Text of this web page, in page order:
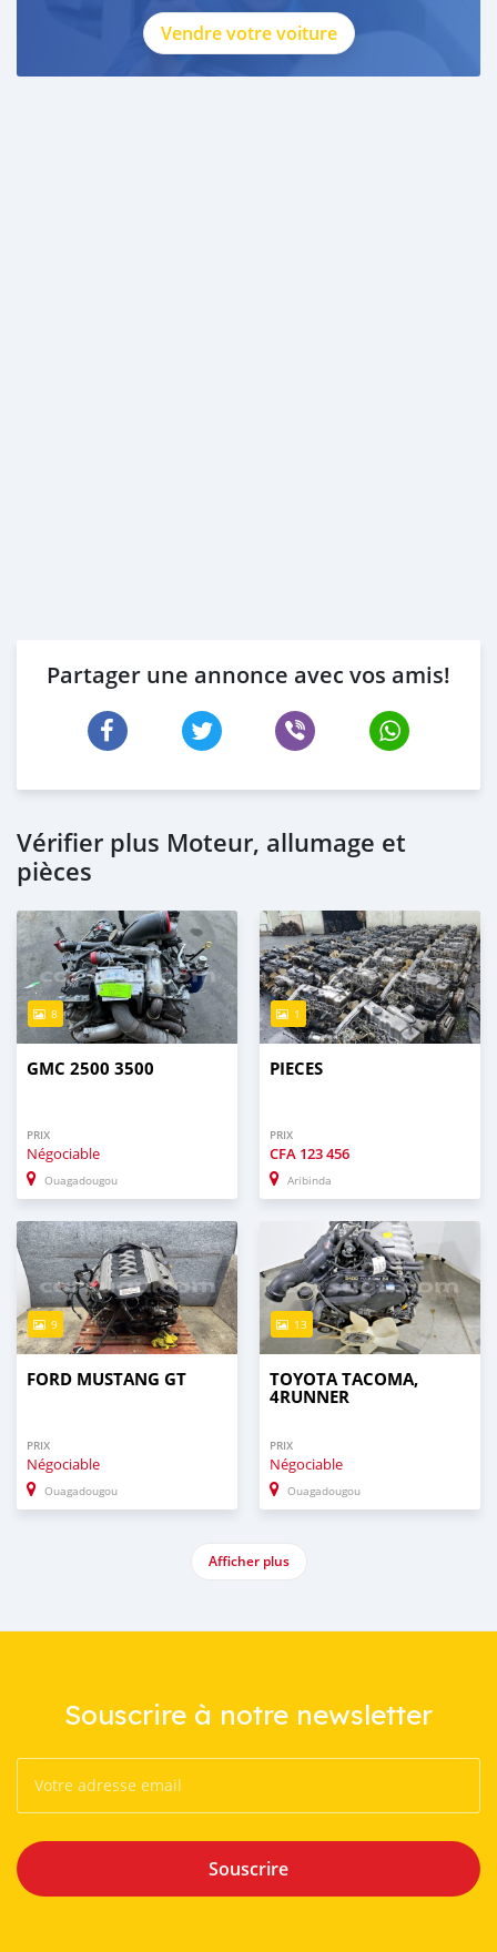
Vendre votre voiture
Partager une annonce avec vos amis!
Vérifier plus Moteur, allumage et
pièces
8
GMC 2500 3500
PRIX
Négociable
Ouagadougou
1
PIECES
PRIX
CFA 123 456
Aribinda
9
FORD MUSTANG GT
PRIX
Négociable
Ouagadougou
13
TOYOTA TACOMA,
4RUNNER
PRIX
Négociable
Ouagadougou
Afficher plus
Souscrire à notre newsletter
Souscrire